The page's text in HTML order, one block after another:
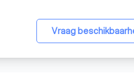
Vraag